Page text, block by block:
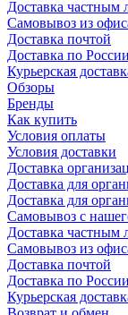
Доставка частным
Самовывоз из
Доставка почтой
Доставка по России
Курьерская
Обзоры
Бренды
Как купить
Условия оплаты
Условия доставки
Доставка
Доставка для
Доставка для
Самовывоз с
Доставка частным
Самовывоз из
Доставка почтой
Доставка по России
Курьерская